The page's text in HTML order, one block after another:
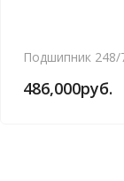
Подшипник 248/
486,000руб.